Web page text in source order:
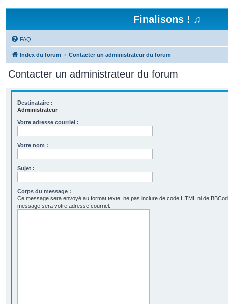
Finalisons ! ♫
FAQ
Index du forum Contacter un administrateur du forum
Contacter un administrateur du forum
Destinataire :
Administrateur
Votre adresse courriel :
Votre nom :
Sujet :
Corps du message :
Ce message sera envoyé au format texte, ne pas inclure de code HTML ni de
message sera votre adresse courriel.